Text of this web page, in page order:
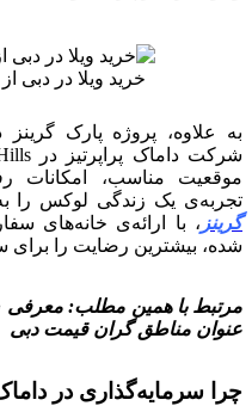
خرید ویلا در دبی
به علاوه، پروژه پارک
موقعیت مناسب، امکانات
تجربه‌ی یک زندگی لوکس را
گرینز ، با ارائه‌ی خانه‌های
شده، بیشترین رضایت را برای
مرتبط با همین مطلب: معرفی ۱۰ تا از گران ترین
عنوان مناطق گران قیمت دبی
چرا سرمایه‌گذاری در